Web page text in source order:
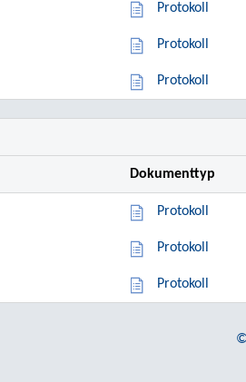
Protokoll
Protokoll
Protokoll
Dokumenttyp
Protokoll
Protokoll
Protokoll